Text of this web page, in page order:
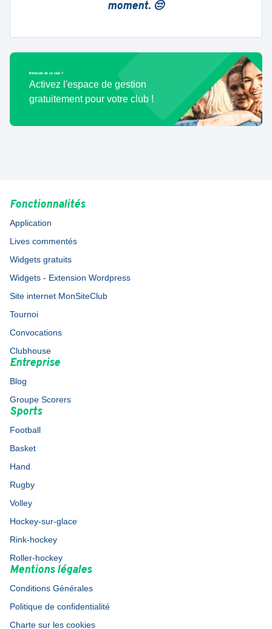
moment. 😔
Bénévole de ce club ?
Activez l'espace de gestion
gratuitement pour votre club !
Fonctionnalités
Application
Lives commentés
Widgets gratuits
Widgets - Extension Wordpress
Site internet MonSiteClub
Tournoi
Convocations
Clubhouse
Entreprise
Blog
Groupe Scorers
Sports
Football
Basket
Hand
Rugby
Volley
Hockey-sur-glace
Rink-hockey
Roller-hockey
Mentions légales
Conditions Générales
Politique de confidentialité
Charte sur les cookies